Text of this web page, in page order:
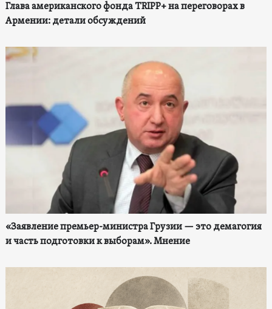
Глава американского фонда TRIPP+ на переговорах в
Армении: детали обсуждений
«Заявление премьер-министра Грузии — это демагогия
и часть подготовки к выборам». Мнение